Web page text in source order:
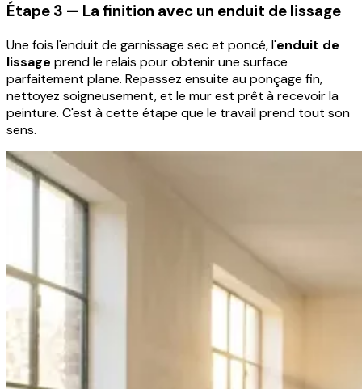
Étape 3 — La finition avec un enduit de lissage
Une fois l'enduit de garnissage sec et poncé, l'enduit de
lissage prend le relais pour obtenir une surface
parfaitement plane. Repassez ensuite au ponçage fin,
nettoyez soigneusement, et le mur est prêt à recevoir la
peinture. C'est à cette étape que le travail prend tout son
sens.